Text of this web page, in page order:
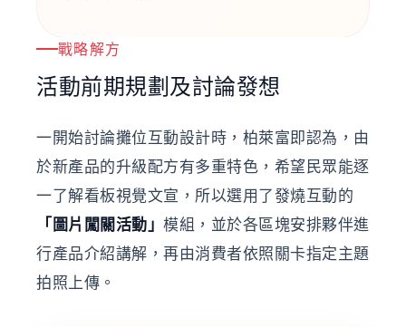
戰略解方
活動前期規劃及討論發想
一開始討論攤位互動設計時，柏萊富即認為，由
於新產品的升級配方有多重特色，希望民眾能逐
一了解看板視覺文宣，所以選用了發燒互動的
「圖片闖關活動」 模組，並於各區塊安排夥伴進
行產品介紹講解，再由消費者依照關卡指定主題
拍照上傳。